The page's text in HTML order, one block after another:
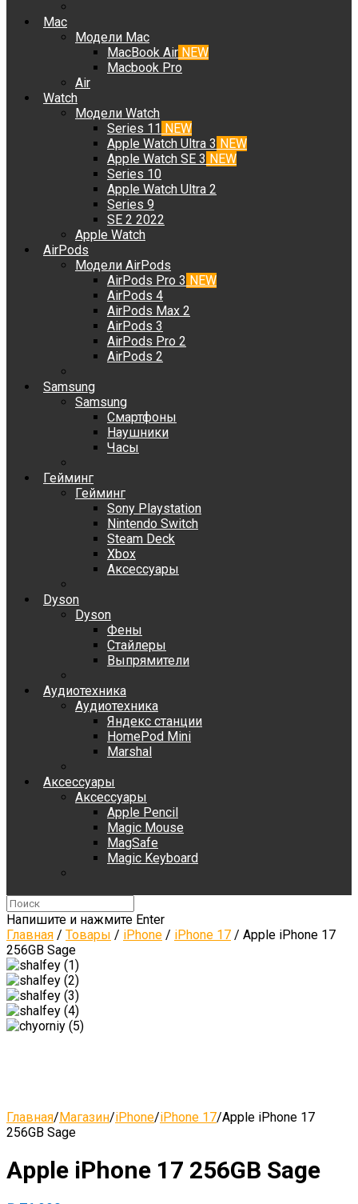
Mac
Модели Mac
MacBook Air NEW
Macbook Pro
Air
Watch
Модели Watch
Series 11 NEW
Apple Watch Ultra 3 NEW
Apple Watch SE 3 NEW
Series 10
Apple Watch Ultra 2
Series 9
SE 2 2022
Apple Watch
AirPods
Модели AirPods
AirPods Pro 3 NEW
AirPods 4
AirPods Max 2
AirPods 3
AirPods Pro 2
AirPods 2
Samsung
Samsung
Смартфоны
Наушники
Часы
Гейминг
Гейминг
Sony Playstation
Nintendo Switch
Steam Deck
Xbox
Аксессуары
Dyson
Dyson
Фены
Стайлеры
Выпрямители
Аудиотехника
Аудиотехника
Яндекс станции
HomePod Mini
Marshal
Аксессуары
Аксессуары
Apple Pencil
Magic Mouse
MagSafe
Magic Keyboard
Напишите и нажмите Enter
Главная / Товары / iPhone / iPhone 17 / Apple iPhone 17
256GB Sage
Главная/Магазин/iPhone/iPhone 17/Apple iPhone 17
256GB Sage
Apple iPhone 17 256GB Sage